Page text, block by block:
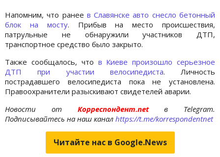
Напомним, что ранее в Славянске авто снесло бетонный
блок на мосту. Прибыв на место происшествия,
патрульные не обнаружили участников ДТП,
транспортное средство было закрыто.
Также сообщалось, что в Киеве произошло серьезное
ДТП при участии велосипедиста. Личность
пострадавшего велосипедиста пока не установлена.
Правоохранители разыскивают свидетелей аварии.
Новости отКорреспондент.netв Telegram.
Подписывайтесь на наш канал https://t.me/korrespondentnet
Читайте нас в Google.News